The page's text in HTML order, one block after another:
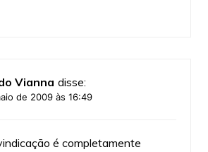
Vianna disse:
de 2009 às 16:49
é completamente